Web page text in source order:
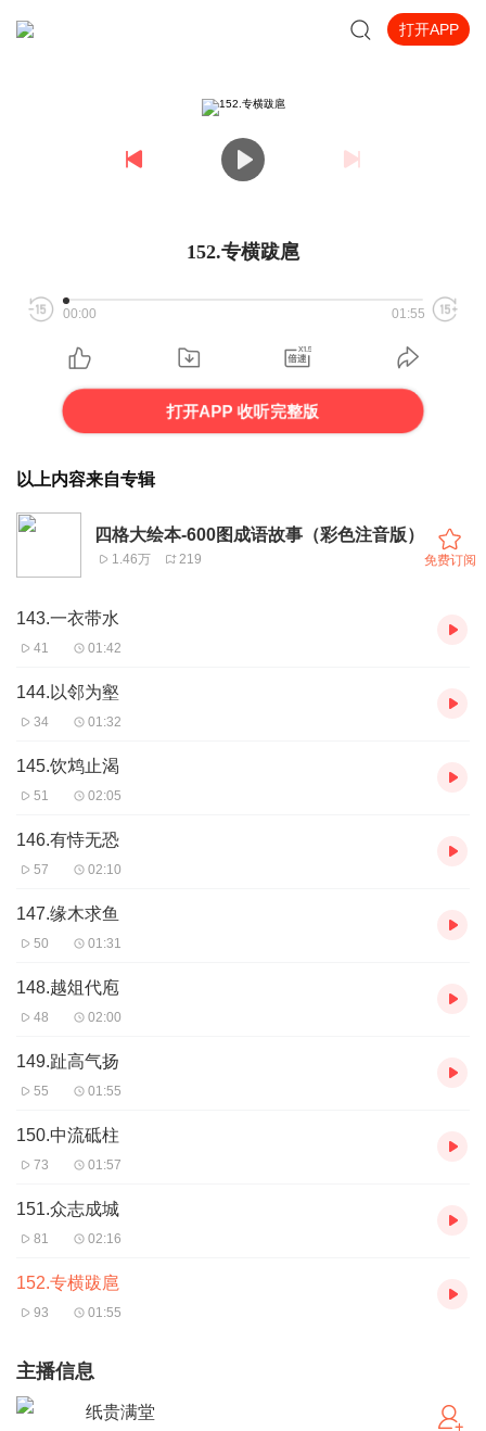
打开APP
152.专横跋扈
00:00 01:55
打开APP 收听完整版
以上内容来自专辑
四格大绘本-600图成语故事（彩色注音版）
1.46万 219 免费订阅
143.一衣带水
41 01:42
144.以邻为壑
34 01:32
145.饮鸩止渴
51 02:05
146.有恃无恐
57 02:10
147.缘木求鱼
50 01:31
148.越俎代庖
48 02:00
149.趾高气扬
55 01:55
150.中流砥柱
73 01:57
151.众志成城
81 02:16
152.专横跋扈
93 01:55
主播信息
纸贵满堂